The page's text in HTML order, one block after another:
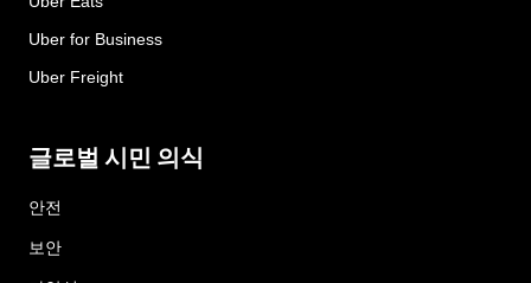
Uber for Business
Uber Freight
글로벌 시민 의식
안전
보안